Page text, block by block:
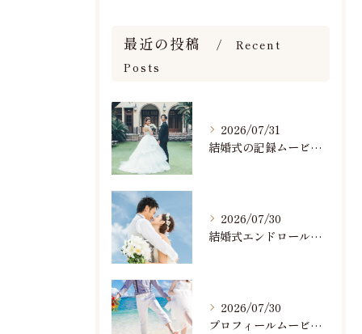
最近の投稿
Recent
Posts
2026/07/31
結婚式の記録ムービーの映像撮影スタッフを募集中です
2026/07/30
結婚式エンドロールで人気のおすすめBGM楽曲ランキング！(7/29最新)
2026/07/30
プロフィールムービーで人気おすすめのBGM楽曲ランキング！(7/29最新)